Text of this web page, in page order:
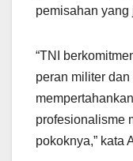
pemisahan
“TNI
peran militer
profesionalisme
pokoknya,” kata